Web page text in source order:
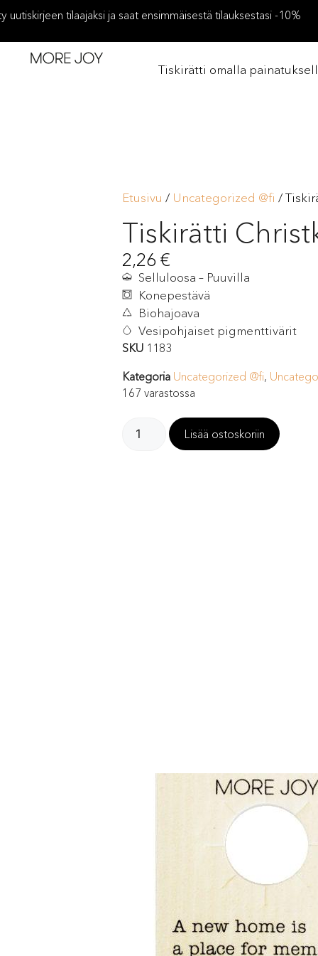
uutiskirjeen tilaajaksi ja saat ensimmäisestä tilauksestasi -10%
Tiskirätti omalla
Etusivu / Uncategorized @fi /
Tiskirätti
2,26 €
Selluloosa – Puuvilla
Konepestävä
Biohajoava
Vesipohjaiset pigmenttivärit
SKU 1183
Kategoria Uncategorized @fi,
167 varastossa
Lisää ostoskoriin